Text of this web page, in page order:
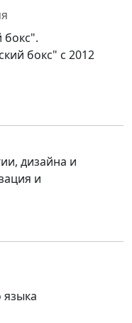
бокс".
бокс" с 2012
дизайна и
и
языка